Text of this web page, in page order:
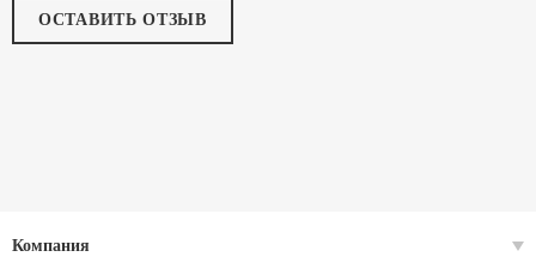
ОСТАВИТЬ ОТЗЫВ
Компания